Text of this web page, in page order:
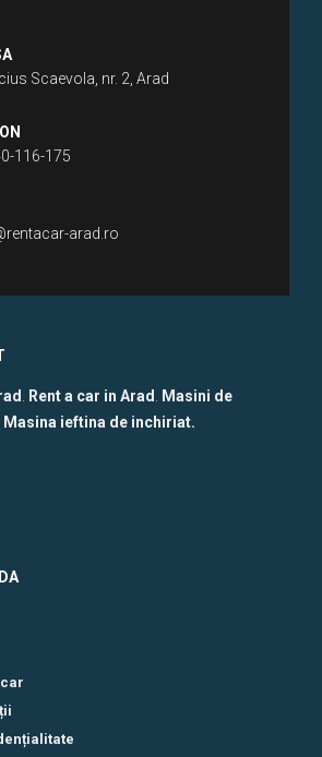
Scaevola, nr. 2, Arad
116-175
arad.ro
Rent a car in Arad
Masini de
Masina ieftina de inchiriat.